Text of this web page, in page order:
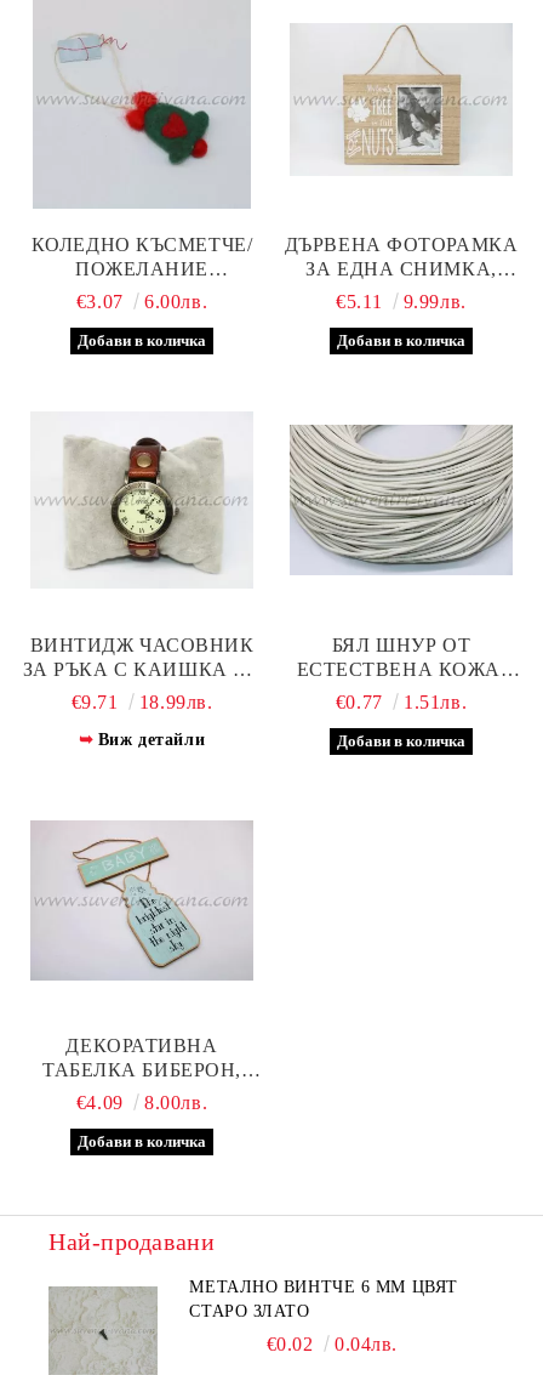
КОЛЕДНО КЪСМЕТЧЕ/
ПОЖЕЛАНИЕ
КАМБАНКА ОТ ФИЛЦ
€3.07 6.00лв.
ДЪРВЕНА ФОТОРАМКА
ЗА ЕДНА СНИМКА,
FAMILY
€5.11 9.99лв.
ВИНТИДЖ ЧАСОВНИК
ЗА РЪКА С КАИШКА ОТ
ЕСТЕСТВЕНА КОЖА
€9.71 18.99лв.
Виж детайли
БЯЛ ШНУР ОТ
ЕСТЕСТВЕНА КОЖА,
ШИРИНА 2 ММ.
€0.77 1.51лв.
ДЕКОРАТИВНА
ТАБЕЛКА БИБЕРОН,
МОДЕЛ ТРИ
€4.09 8.00лв.
Най-продавани
МЕТАЛНО ВИНТЧЕ 6 ММ ЦВЯТ
СТАРО ЗЛАТО
€0.02 0.04лв.